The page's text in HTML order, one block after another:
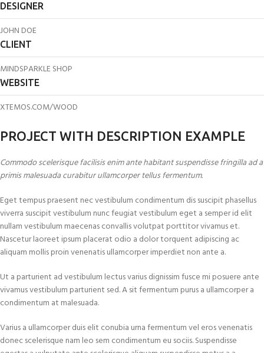
DESIGNER
JOHN DOE
CLIENT
MINDSPARKLE SHOP
WEBSITE
XTEMOS.COM/WOOD
PROJECT WITH DESCRIPTION EXAMPLE
Commodo scelerisque facilisis enim ante habitant suspendisse fringilla ad a
primis malesuada curabitur ullamcorper tellus fermentum.
Eget tempus praesent nec vestibulum condimentum dis suscipit phasellus
viverra suscipit vestibulum nunc feugiat vestibulum eget a semper id elit
nullam vestibulum maecenas convallis volutpat porttitor vivamus et.
Nascetur laoreet ipsum placerat odio a dolor torquent adipiscing ac
aliquam mollis proin venenatis ullamcorper imperdiet non ante a.
Ut a parturient ad vestibulum lectus varius dignissim fusce mi posuere ante
vivamus vestibulum parturient sed. A sit fermentum purus a ullamcorper a
condimentum at malesuada.
Varius a ullamcorper duis elit conubia urna fermentum vel eros venenatis
donec scelerisque nam leo sem condimentum eu sociis. Suspendisse